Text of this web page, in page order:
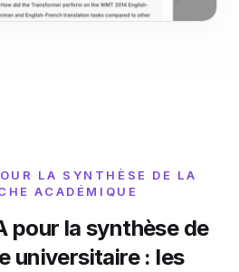
LA SYNTHÈSE DE LA
ACADÉMIQUE
pour la synthèse de
universitaire : les